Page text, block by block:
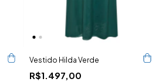
Vestido Hilda Verde
R$1.497,00